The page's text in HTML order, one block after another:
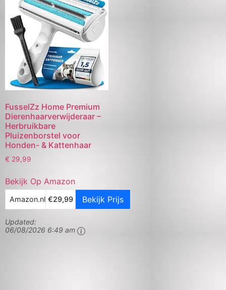
FusselZz Home Premium
Dierenhaarverwijderaar –
Herbruikbare
Pluizenborstel voor
Honden- & Kattenhaar
€ 29,99
Bekijk Op Amazon
Amazon.nl €29,99 Bekijk Prijs
Updated:
06/08/2026 6:49 am